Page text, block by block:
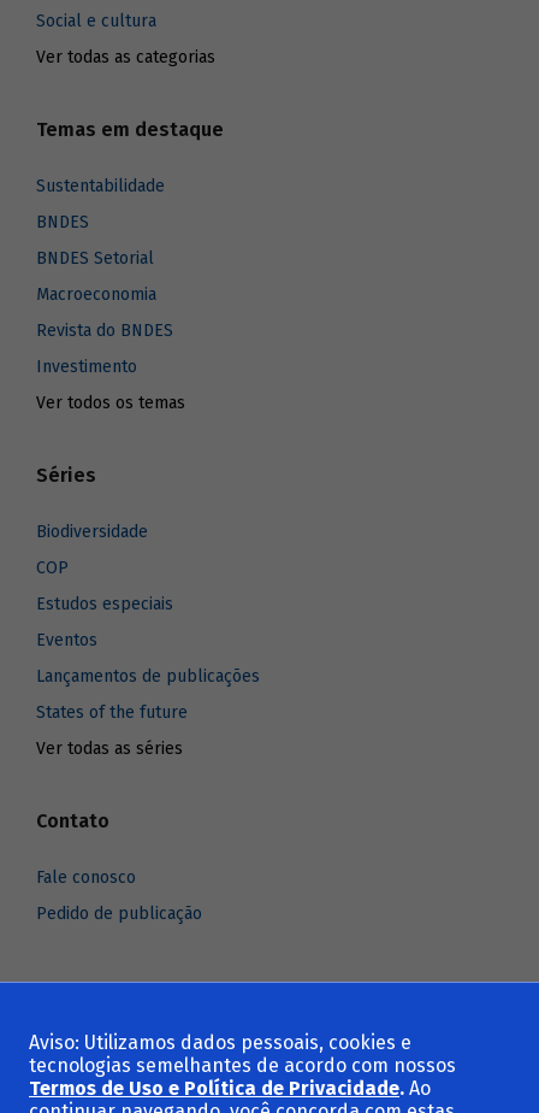
Social e cultura
Ver todas as categorias
Temas em destaque
Sustentabilidade
BNDES
BNDES Setorial
Macroeconomia
Revista do BNDES
Investimento
Ver todos os temas
Séries
Biodiversidade
COP
Estudos especiais
Eventos
Lançamentos de publicações
States of the future
Ver todas as séries
Contato
Fale conosco
Pedido de publicação
Voltar ao topo
Aviso: Utilizamos dados pessoais, cookies e
tecnologias semelhantes de acordo com nossos
Termos de Uso e Política de Privacidade. Ao